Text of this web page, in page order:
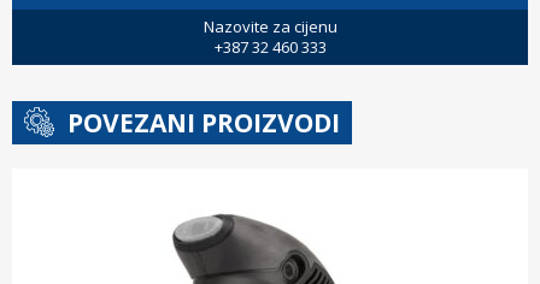
Nazovite za cijenu
+387 32 460 333
POVEZANI PROIZVODI